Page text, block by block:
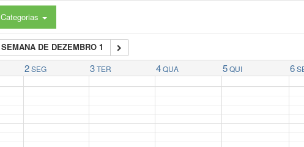
Categorias
SEMANA DE DEZEMBRO 1
2 SEG 3 TER 4 QUA 5 QUI 6